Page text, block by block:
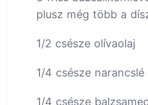
plusz még több a
1/2 csésze olívaolaj
1/4 csésze narancslé
1/4 csésze